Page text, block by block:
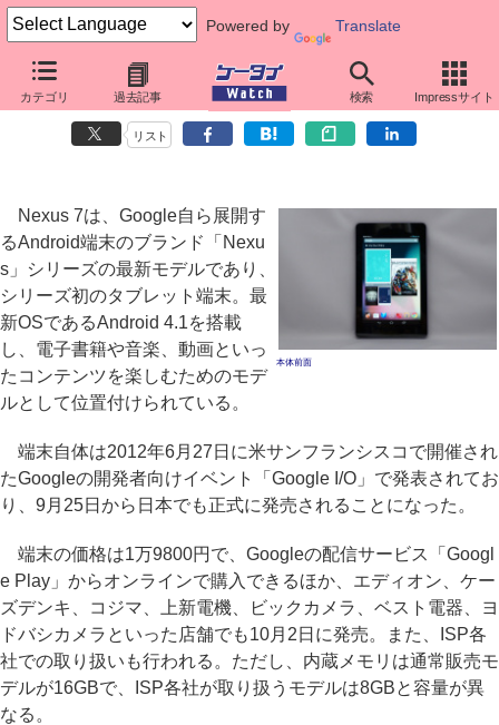
Powered by Translate
カテゴリ 過去記事 検索 Impressサイト
「Nexus 7」ファーストインプレッション
軽快な動作、高いコストパフォーマンスのAndroidタブレット
リスト
本体前面
Nexus 7は、Google自ら展開す
るAndroid端末のブランド「Nexu
s」シリーズの最新モデルであり、
シリーズ初のタブレット端末。最
新OSであるAndroid 4.1を搭載
し、電子書籍や音楽、動画といっ
たコンテンツを楽しむためのモデ
ルとして位置付けられている。
端末自体は2012年6月27日に米サンフランシスコで開催され
たGoogleの開発者向けイベント「Google I/O」で発表されてお
り、9月25日から日本でも正式に発売されることになった。
端末の価格は1万9800円で、Googleの配信サービス「Googl
e Play」からオンラインで購入できるほか、エディオン、ケー
ズデンキ、コジマ、上新電機、ビックカメラ、ベスト電器、ヨ
ドバシカメラといった店舗でも10月2日に発売。また、ISP各
社での取り扱いも行われる。ただし、内蔵メモリは通常販売モ
デルが16GBで、ISP各社が取り扱うモデルは8GBと容量が異
なる。